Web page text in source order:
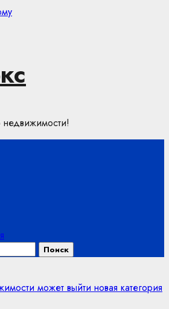
недвижимости!
может выйти новая категория